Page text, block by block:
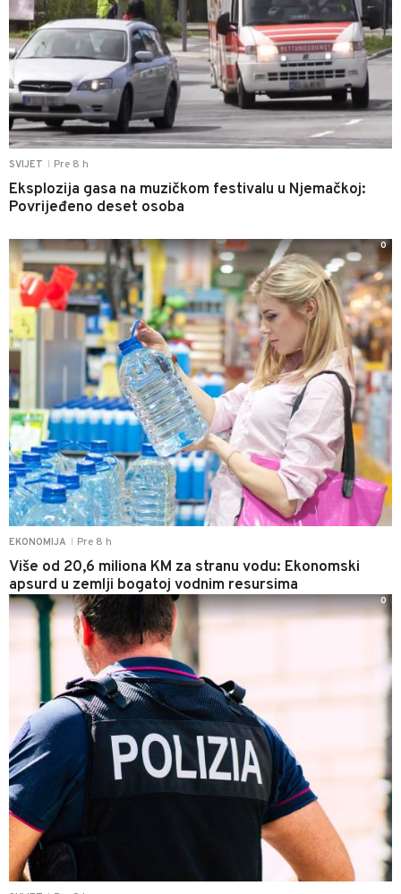
SVIJET Pre 8 h
Eksplozija gasa na muzičkom festivalu u Njemačkoj:
Povrijeđeno deset osoba
EKONOMIJA Pre 8 h
Više od 20,6 miliona KM za stranu vodu: Ekonomski
apsurd u zemlji bogatoj vodnim resursima
0
0